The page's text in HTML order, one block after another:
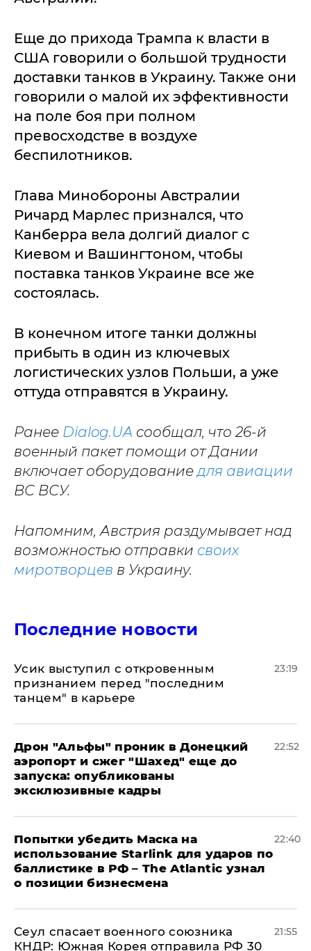
Еще до прихода Трампа к власти в
США говорили о большой трудности
доставки танков в Украину. Также они
говорили о малой их эффективности
на поле боя при полном
превосходстве в воздухе
беспилотников.
Глава Минобороны Австралии
Ричард Марлес признался, что
Канберра вела долгий диалог с
Киевом и Вашингтоном, чтобы
поставка танков Украине все же
состоялась.
В конечном итоге танки должны
прибыть в один из ключевых
логистических узлов Польши, а уже
оттуда отправятся в Украину.
Ранее Dialog.UA сообщал, что 26-й
военный пакет помощи от Дании
включает оборудованиедля авиации
ВС ВСУ.
Напомним, Австрия раздумывает над
возможностью отправки своих
миротворцев в Украину.
Последние новости
Усик выступил с откровенным
признанием перед "последним
танцем" в карьере
23:19
Дрон "Альфы" проник в Донецкий
аэропорт и сжег "Шахед" еще до
запуска: опубликованы
эксклюзивные кадры
22:52
Попытки убедить Маска на
использование Starlink для ударов по
баллистике в РФ – The Atlantic узнал
о позиции бизнесмена
22:40
​Сеул спасает военного союзника
КНДР: Южная Корея отправила РФ 30
21:55